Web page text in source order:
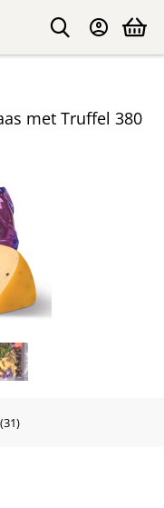
met Truffel 380
(31)